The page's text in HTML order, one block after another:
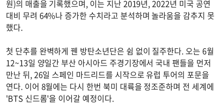
원)의 매출을 기록했으며, 이는 지난 2019년, 2022년 미국 공연
대비 무려 64%나 증가한 수치라고 분석하며 놀라움을 감추지 못
했다.
첫 단추를 완벽하게 꿴 방탄소년단은 쉼 없이 질주한다. 오는 6월
12~13일 양일간 부산 아시아드 주경기장에서 국내 팬들을 먼저
만난 뒤, 26일 스페인 마드리드를 시작으로 유럽 투어의 포문을
연다. 이어 8월에는 다시 한번 북미 대륙을 정조준하며 전 세계에
'BTS 신드롬'을 이어갈 예정이다.